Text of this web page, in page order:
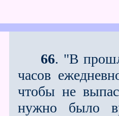
66. "В
часов
чтобы не
нужно было